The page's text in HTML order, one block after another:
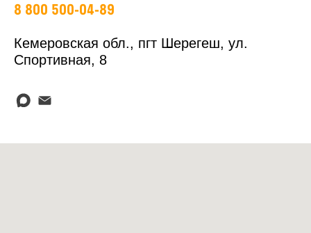
8 800 500-04-89
Кемеровская обл., пгт Шерегеш, ул.
Спортивная, 8